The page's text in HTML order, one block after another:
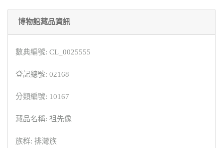
博物館藏品資訊
數典編號: CL_0025555
登記總號: 02168
分類編號: 10167
藏品名稱: 祖先像
族群: 排灣族